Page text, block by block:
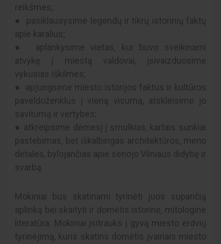
reikšmes;
● pasiklausysime legendų ir tikrų istorinių faktų
apie karalius;
● aplankysime vietas, kur buvo sveikinami
atvykę į miestą valdovai, įsivaizduosime
vykusias iškilmes;
● apjungsime miesto istorijos faktus ir kultūros
paveldoženklus į vieną visumą, atskleisime jo
savitumą ir vertybes;
● atkreipsime dėmesį į smulkias, kartais sunkiai
pastebimas, bet iškalbingas architektūros, meno
detales, bylojančias apie senojo Vilniaus didybę ir
svarbą.
Mokiniai bus skatinami tyrinėti juos supančią
aplinką bei skaityti ir domėtis istorine, mitologine
literatūra. Mokiniai įsitrauks į gyvą miesto erdvių
tyrinėjimą, kuris skatins domėtis įvairiais miesto